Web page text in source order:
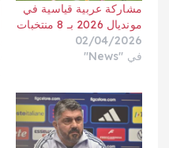
مشاركة عربية قياسية في
مونديال 2026 بـ 8 منتخبات
02/04/2026
في "News"